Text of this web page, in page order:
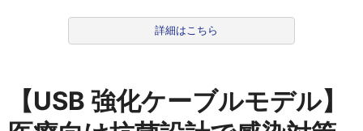
詳細はこちら
【USB 強化ケーブルモデル】